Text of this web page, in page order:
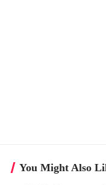
You Might Also